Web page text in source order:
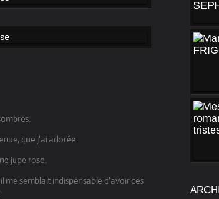
que j'ai adorée.
jupe rose.
me semblait indispensable d'avoir ces